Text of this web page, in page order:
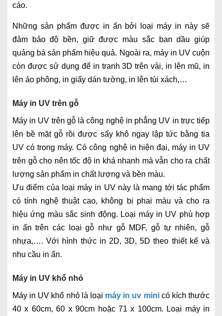
cáo.
Những sản phẩm được in ấn bởi loại máy in này sẽ
đảm bảo độ bền, giữ được màu sắc ban dầu giúp
quảng bá sản phẩm hiệu quả. Ngoài ra, máy in UV cuộn
còn được sử dụng để in tranh 3D trên vải, in lên mũ, in
lên áo phông, in giấy dán tường, in lên túi xách,…
Máy in UV trên gỗ
Máy in UV trên gỗ là công nghệ in phẳng UV in trực tiếp
lên bề mặt gỗ rồi được sấy khô ngay lập tức bằng tia
UV có trong máy. Có công nghệ in hiện đại, máy in UV
trên gỗ cho nên tốc độ in khá nhanh mà vẫn cho ra chất
lượng sản phẩm in chất lượng và bền màu.
Ưu điểm của loại máy in UV này là mang tới tác phẩm
có tính nghệ thuật cao, không bị phai màu và cho ra
hiệu ứng màu sắc sinh động. Loại máy in UV phù hợp
in ấn trên các loại gỗ như gỗ MDF, gỗ tự nhiên, gỗ
nhựa,…. Với hình thức in 2D, 3D, 5D theo thiết kế và
nhu cầu in ấn.
Máy in UV khổ nhỏ
Máy in UV khổ nhỏ là loại máy in uv minicó kích thước
40 x 60cm, 60 x 90cm hoặc 71 x 100cm. Loại máy in